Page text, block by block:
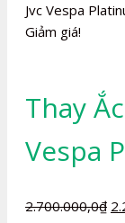
Jvc Vespa
Giảm giá!
Thay
Vespa
2.700.000,0₫